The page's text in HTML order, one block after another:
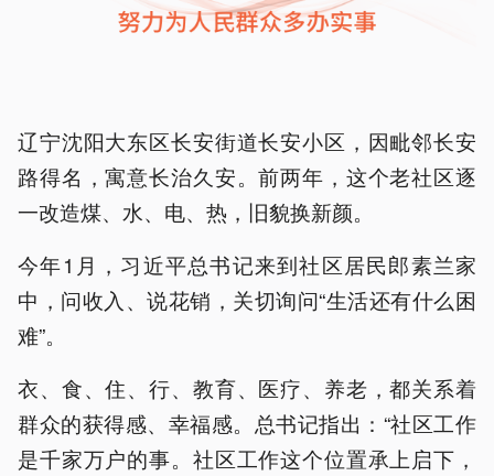
辽宁沈阳大东区长安街道长安小区，因毗邻长安
路得名，寓意长治久安。前两年，这个老社区逐
一改造煤、水、电、热，旧貌换新颜。
今年1月，习近平总书记来到社区居民郎素兰家
中，问收入、说花销，关切询问“生活还有什么困
难”。
衣、食、住、行、教育、医疗、养老，都关系着
群众的获得感、幸福感。总书记指出：“社区工作
是千家万户的事。社区工作这个位置承上启下，